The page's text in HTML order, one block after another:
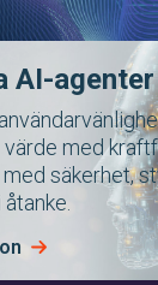
AI-agenter
med
säkerhet,